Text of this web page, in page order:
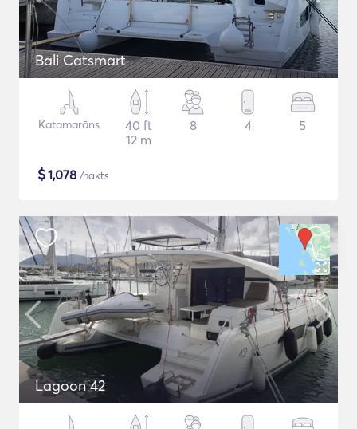
Bali Catsmart
Katamarāns
40 ft
12 m
8 4 5
$1,078 /nakts
Lagoon 42